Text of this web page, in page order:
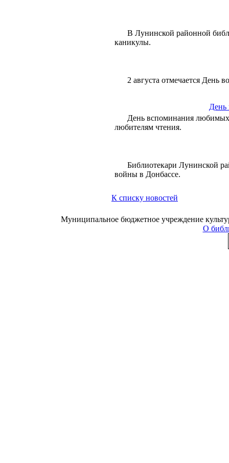
В Лунинской районной
каникулы.
2 августа отмечается День
День
День вспоминания
любителям чтения.
Библиотекари Лунинской
войны в Донбассе.
К списку новостей
Муниципальное бюджетное учреждение
О